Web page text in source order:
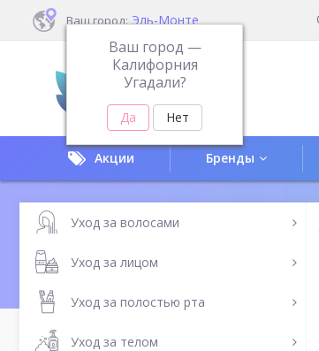
Ваш город: Эль-Монте
Ваш город —
Калифорния
Угадали?
Акции Бренды
Уход за волосами
Уход за лицом
Уход за полостью рта
Уход за телом